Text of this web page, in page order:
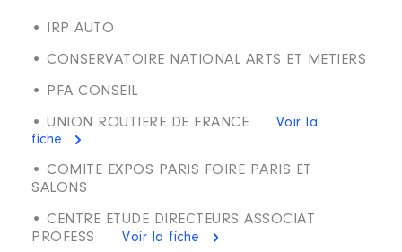
• IRP AUTO
• CONSERVATOIRE NATIONAL ARTS ET METIERS
• PFA CONSEIL
• UNION ROUTIERE DE FRANCE
Voir la
fiche
• COMITE EXPOS PARIS FOIRE PARIS ET
SALONS
• CENTRE ETUDE DIRECTEURS ASSOCIAT
PROFESS
Voir la fiche